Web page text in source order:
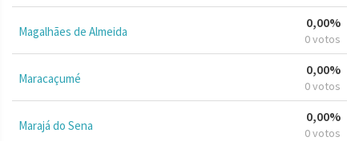
Magalhães de Almeida
0,00%
0 votos
Maracaçumé
0,00%
0 votos
Marajá do Sena
0,00%
0 votos